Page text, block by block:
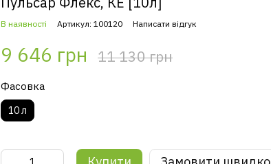
В наявності Артикул: 100120 Написати відгук
9 646 грн 11 130 грн
Фасовка
10 л